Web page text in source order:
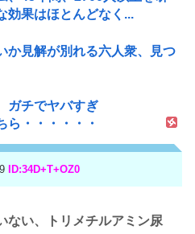
効果はほとんどなく...
か見解が別れる六人衆、見つ
ガチでヤバすぎ
ら・・・・・・
ID:34D+T+OZ0
ない、トリメチルアミン尿